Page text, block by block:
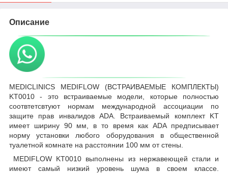
Описание
MEDICLINICS MEDIFLOW (ВСТРАИВАЕМЫЕ КОМПЛЕКТЫ)
KT0010 - это встраиваемые модели, которые полностью
соотвтетсвтуют нормам международной ассоциации по
защите прав инвалидов ADA. Встраиваемый комплект KT
имеет ширину 90 мм, в то время как ADA предписывает
норму установки любого оборудования в общественной
туалетной комнате на расстоянии 100 мм от стены.
MEDIFLOW KT0010 выполнены из нержавеющей стали и
имеют самый низкий уровень шума в своем классе.